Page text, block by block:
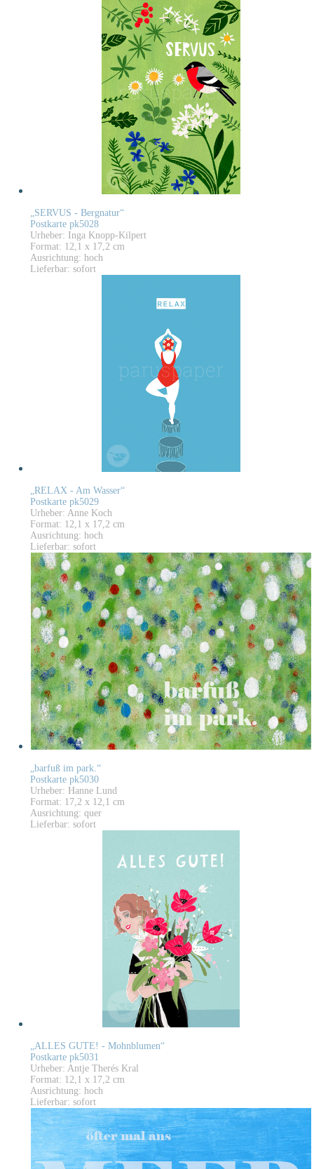
„SERVUS - Bergnatur“
Postkarte pk5028
Urheber: Inga Knopp-Kilpert
Format: 12,1 x 17,2 cm
Ausrichtung: hoch
Lieferbar: sofort
„RELAX - Am Wasser“
Postkarte pk5029
Urheber: Anne Koch
Format: 12,1 x 17,2 cm
Ausrichtung: hoch
Lieferbar: sofort
„barfuß im park.“
Postkarte pk5030
Urheber: Hanne Lund
Format: 17,2 x 12,1 cm
Ausrichtung: quer
Lieferbar: sofort
„ALLES GUTE! - Mohnblumen“
Postkarte pk5031
Urheber: Antje Therés Kral
Format: 12,1 x 17,2 cm
Ausrichtung: hoch
Lieferbar: sofort